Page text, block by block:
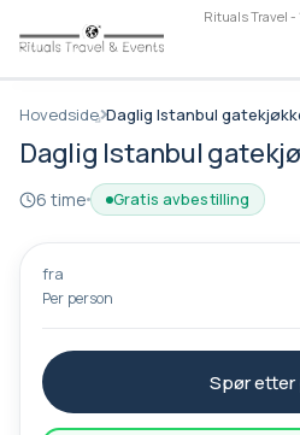
Rituals Travel -
Hovedside Daglig Istanbul
Daglig Istanbul
6 time Gratis avbestilling
fra
Per person
Spør etter